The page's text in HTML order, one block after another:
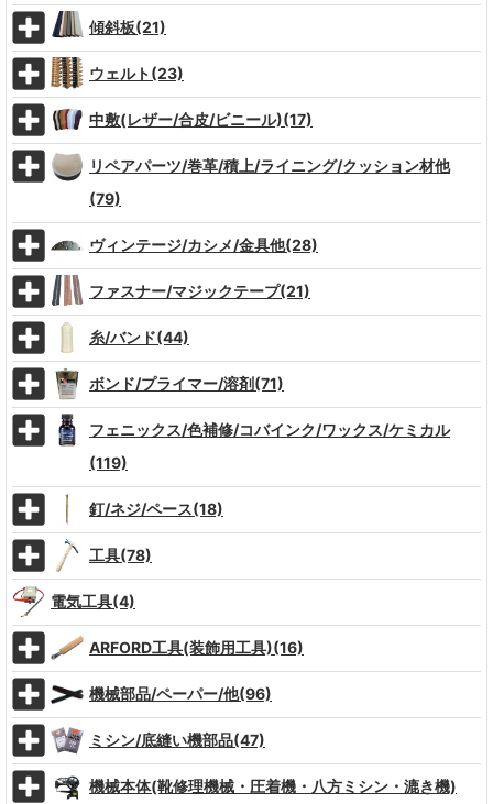
傾斜板(21)
ウェルト(23)
中敷(レザー/合皮/ビニール)(17)
リペアパーツ/巻革/積上/ライニング/クッション材他
(79)
ヴィンテージ/カシメ/金具他(28)
ファスナー/マジックテープ(21)
糸/バンド(44)
ボンド/プライマー/溶剤(71)
フェニックス/色補修/コバインク/ワックス/ケミカル
(119)
釘/ネジ/ペース(18)
工具(78)
電気工具(4)
ARFORD工具(装飾用工具)(16)
機械部品/ペーパー/他(96)
ミシン/底縫い機部品(47)
機械本体(靴修理機械・圧着機・八方ミシン・漉き機)